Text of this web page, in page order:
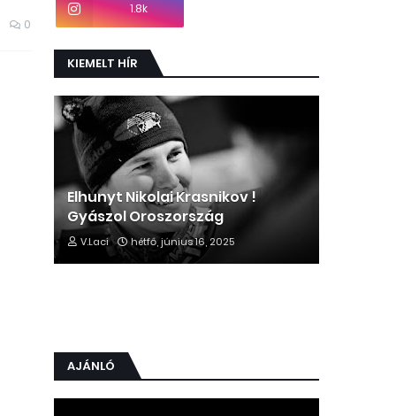
0
1.8k
KIEMELT HÍR
Elhunyt Nikolai Krasnikov !
Gyászol Oroszország
V.Laci hétfő, június 16, 2025
AJÁNLÓ